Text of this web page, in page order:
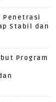
Penetrasi
Stabil dan
Program